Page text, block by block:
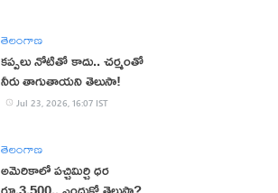
తెలంగాణ
కప్పలు నోటితో కాదు.. చర్మంతో
నీరు తాగుతాయని తెలుసా!
Jul 23, 2026, 16:07 IST
తెలంగాణ
అమెరికాలో పచ్చిమిర్చి ధర